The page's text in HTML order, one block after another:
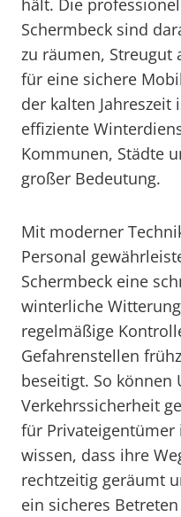
hält. Die
Schermbeck sind
zu räumen,
für eine sichere
der kalten Jahreszeit
effiziente
Kommunen, Städte
großer Bedeutung.
Mit moderner
Personal
Schermbeck eine
winterliche
regelmäßige
Gefahrenstellen
beseitigt. So
Verkehrssicherheit
für Privateigentümer
wissen, dass ihre
rechtzeitig geräumt
ein sicheres